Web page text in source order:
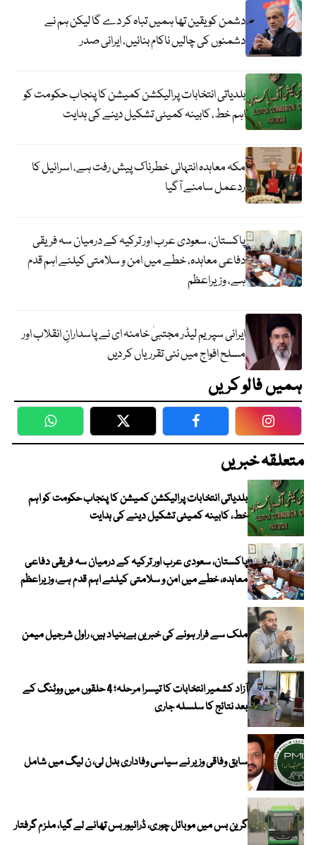
دشمن کو یقین تھا ہمیں تباہ کر دے گا لیکن ہم نے
دشمنوں کی چالیں ناکام بنائیں، ایرانی صدر
بلدیاتی انتخابات پرالیکشن کمیشن کا پنجاب حکومت کو
اہم خط، کابینہ کمیٹی تشکیل دینے کی ہدایت
مکہ معاہدہ انتہائی خطرناک پیش رفت ہے، اسرائیل کا
ردعمل سامنے آگیا
پاکستان، سعودی عرب اور ترکیہ کے درمیان سہ فریقی
دفاعی معاہدہ، خطے میں امن و سلامتی کیلئے اہم قدم
ہے، وزیراعظم
ایرانی سپریم لیڈر مجتبیٰ خامنہ ای نے پاسدارانِ انقلاب اور
مسلح افواج میں نئی تقرریاں کر دیں
ہمیں فالو کریں
WhatsApp Twitter Facebook
متعلقہ خبریں
بلدیاتی انتخابات پرالیکشن کمیشن کا پنجاب حکومت کو اہم
خط، کابینہ کمیٹی تشکیل دینے کی ہدایت
پاکستان، سعودی عرب اور ترکیہ کے درمیان سہ فریقی دفاعی
معاہدہ، خطے میں امن و سلامتی کیلئے اہم قدم ہے، وزیراعظم
ملک سے فرار ہونے کی خبریں بےبنیاد ہیں، راول شرجیل میمن
آزاد کشمیر انتخابات کا تیسرا مرحلہ؛ 4 حلقوں میں ووٹنگ کے
بعد نتائج کا سلسلہ جاری
سابق وفاقی وزیر نے سیاسی وفاداری بدل لی، ن لیگ میں شامل
گرین بس میں موبائل چوری، ڈرائیور بس تھانے لے گیا، ملزم گرفتار